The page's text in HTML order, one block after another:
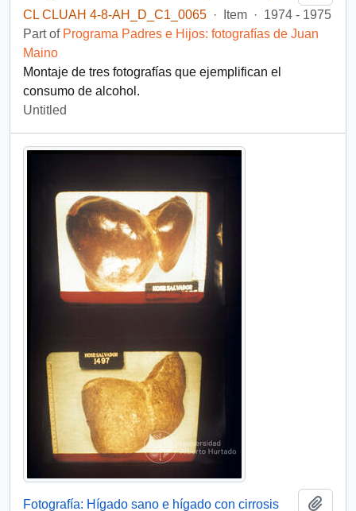
CL CLUAH 4-8-AH_D_C1_0065 · Item · 1974 - 1975
Part of Programa Padres e Hijos: fotografías de Juan
Maino
Montaje de tres fotografías que ejemplifican el
consumo de alcohol.
Untitled
Fotografía: Hígado sano e hígado con cirrosis